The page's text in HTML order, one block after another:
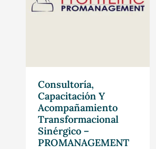
Consultoría,
Capacitación Y
Acompañamiento
Transformacional
Sinérgico –
PROMANAGEMENT